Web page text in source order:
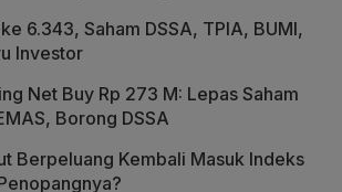
6.343, Saham DSSA, TPIA, BUMI,
Investor
Net Buy Rp 273 M: Lepas Saham
Borong DSSA
Berpeluang Kembali Masuk Indeks